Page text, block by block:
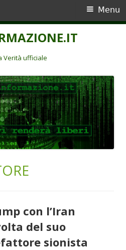
Verità ufficiale
Menu
con l’Iran
del suo
sionista